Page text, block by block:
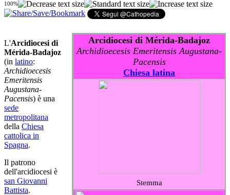
100%
Arcidiocesi di Mérida-Badajoz
Archidioecesis Emeritensis Augustana-
Pacensis
Chiesa latina
Stemma
L'Arcidiocesi di
Mérida-Badajoz
(in latino:
Archidioecesis
Emeritensis
Augustana-
Pacensis) è una
sede
metropolitana
della Chiesa
cattolica in
Spagna.
Il patrono
dell'arcidiocesi è
san Giovanni
Battista.